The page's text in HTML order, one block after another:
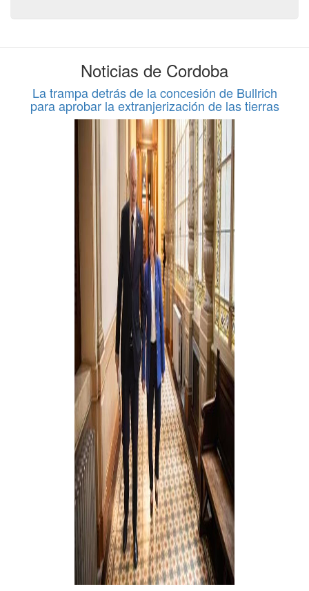
Noticias de Cordoba
La trampa detrás de la concesión de Bullrich
para aprobar la extranjerización de las tierras